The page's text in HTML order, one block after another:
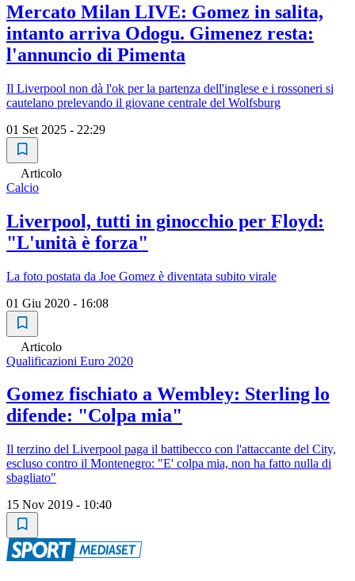
Mercato Milan LIVE: Gomez in salita,
intanto arriva Odogu. Gimenez resta:
l'annuncio di Pimenta
Il Liverpool non dà l'ok per la partenza dell'inglese e i rossoneri si
cautelano prelevando il giovane centrale del Wolfsburg
01 Set 2025 - 22:29
Articolo
Calcio
Liverpool, tutti in ginocchio per Floyd:
"L'unità è forza"
La foto postata da Joe Gomez è diventata subito virale
01 Giu 2020 - 16:08
Articolo
Qualificazioni Euro 2020
Gomez fischiato a Wembley: Sterling lo
difende: "Colpa mia"
Il terzino del Liverpool paga il battibecco con l'attaccante del City,
escluso contro il Montenegro: "E' colpa mia, non ha fatto nulla di
sbagliato"
15 Nov 2019 - 10:40